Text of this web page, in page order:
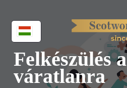
Felkészülés a
váratlanra